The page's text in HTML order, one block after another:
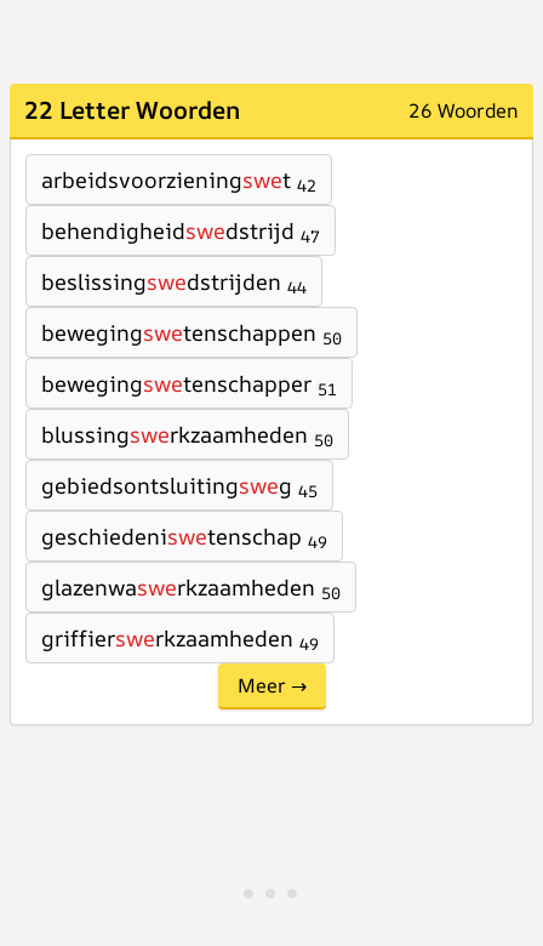
22 Letter Woorden 26 Woorden
arbeidsvoorzieningswet 42
behendigheidswedstrijd 47
beslissingswedstrijden 44
bewegingswetenschappen 50
bewegingswetenschapper 51
blussingswerkzaamheden 50
gebiedsontsluitingsweg 45
geschiedeniswetenschap 49
glazenwaswerkzaamheden 50
griffierswerkzaamheden 49
Meer →